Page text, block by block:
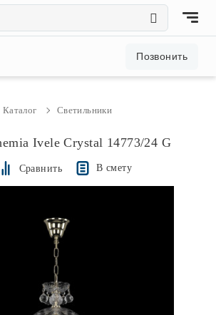
лампы
Позвонить
Каталог Светильники
Ivele Crystal 14773/24 G
Сравнить В смету
××